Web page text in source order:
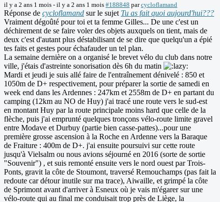
il y a 2 ans 1 mois - il y a 2 ans 1 mois #188848 parcycloflamand
Réponse de cycloflamand sur le sujet Tu as fait quoi aujourd'hui???
Vraiment dégoûté pour toi et ta femme Gilles... De une c'est un
déchirement de se faire voler des objets auxquels on tient, mais de
deux c'est d'autant plus déstabilisant de se dire que quelqu'un a épié
tes faits et gestes pour échafauder un tel plan.
La semaine dernière on a organisé le brevet vélo du club dans notre
ville, j'étais d'astreinte sonorisation dès 6h du matin
Mardi et jeudi je suis allé faire de l'entraînement dénivelé : 850 et
1050m de D+ respectivement, pour préparer la sortie de samedi en
week end dans les Ardennes : 247km et 2558m de D+ en partant du
camping (12km au NO de Huy) j'ai tracé une route vers le sud-est
en montant Huy par la route principale moins hard que celle de la
flèche, puis j'ai emprunté quelques tronçons vélo-route limite gravel
entre Modave et Durbuy (partie bien casse-pattes)...pour une
première grosse ascension à la Roche en Ardenne vers la Baraque
de Fraiture : 400m de D+. j'ai ensuite poursuivi sur cette route
jusqu'à Vielsalm ou nous avions séjourné en 2016 (sorte de sortie
"Souvenir") , et suis remonté ensuite vers le nord ouest par Trois-
Ponts, gravit la côte de Stoumont, traversé Remouchamps (pas fait la
redoute car détour inutile sur ma trace), Aiwaille, et grimpé la côte
de Sprimont avant d'arriver à Esneux où je vais m'égarer sur une
vélo-route qui au final me conduisait trop près de Liège, la